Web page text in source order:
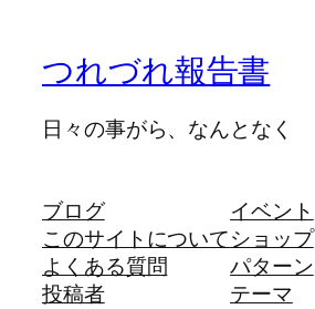
つれづれ報告書
日々の事がら、なんとなく
ブログ
このサイトについて
よくある質問
投稿者
イベント
ショップ
パターン
テーマ